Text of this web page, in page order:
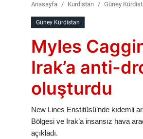
Güncel
Makaleler
Anasayfa Kurdistan Güney
Güney Kürdistan
Myles
Irak’a anti-
oluşturdu
New Lines Enstitüsü’nde kıdemli
Bölgesi ve Irak’a insansız hava
açıkladı.